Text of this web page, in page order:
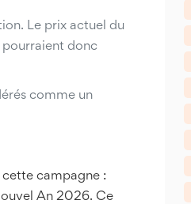
Le prix actuel du
pourraient donc
comme un
cette campagne :
An 2026. Ce